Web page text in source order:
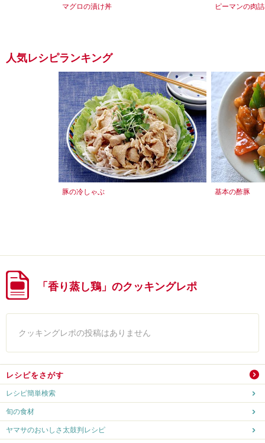
マグロの漬け丼 ピーマンの肉
人気レシピランキング
豚の冷しゃぶ 基本の酢豚
「香り蒸し鶏」のクッキングレポ
クッキングレポの投稿はありません
レシピをさがす
レシピ簡単検索
旬の食材
ヤマサのおいしさ太鼓判レシピ